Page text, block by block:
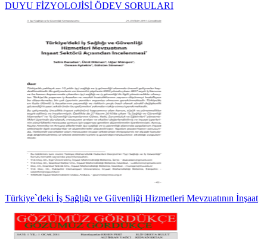
DUYU FİZYOLOJİSİ ÖDEV SORULARI
Türkiye`deki İş Sağlığı ve Güvenliği Hizmetleri Mevzuatının İnşaat